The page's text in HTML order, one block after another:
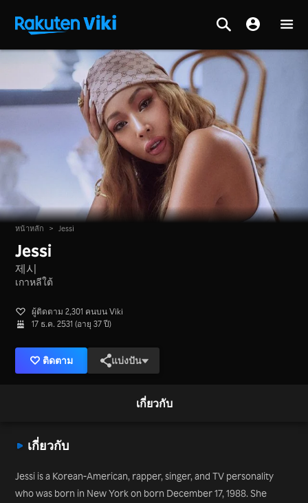
หน้าหลัก > Jessi
Jessi
제시
เกาหลีใต้
ผู้ติดตาม 2,301 คนบน Viki
17 ธ.ค. 2531 (อายุ 37 ปี)
ติดตาม แบ่งปัน
เกี่ยวกับ
เกี่ยวกับ
Jessi is a Korean-American, rapper, singer, and TV personality
who was born in New York on born December 17, 1988. She